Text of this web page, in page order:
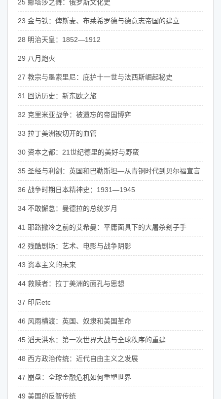
25 娜塔莎之舞：俄罗斯文化史
23 金与铁：俾斯麦、布莱希罗德与德意志帝国的建立
28 明治天皇：1852—1912
29 八月炮火
27 教宗与墨索里尼：庇护十一世与法西斯崛起秘史
31 回访历史：新东欧之旅
32 克里米亚战争：被遗忘的帝国博弈
33 拉丁美洲被切开的血管
30 资本之都：21世纪德里的美好与野蛮
35 圣经与利剑：英国和巴勒斯坦—从青铜时代到贝尔福宣言
36 战争时期日本精神史：1931—1945
34 不敢懈怠：曼德拉的总统岁月
41 耶路撒冷之前的艾希曼：平庸面具下的大屠杀刽子手
42 残酷剧场：艺术、电影与战争阴影
43 资本主义的未来
44 救赎者：拉丁美洲的面孔与思想
37 印尼etc
46 风雨横渡：英国、奴隶和美国革命
45 滔天洪水：第一次世界大战与全球秩序的重建
48 西方政治传统：近代自由主义之发展
47 崩盘：全球金融危机如何重塑世界
49 美国的反智传统